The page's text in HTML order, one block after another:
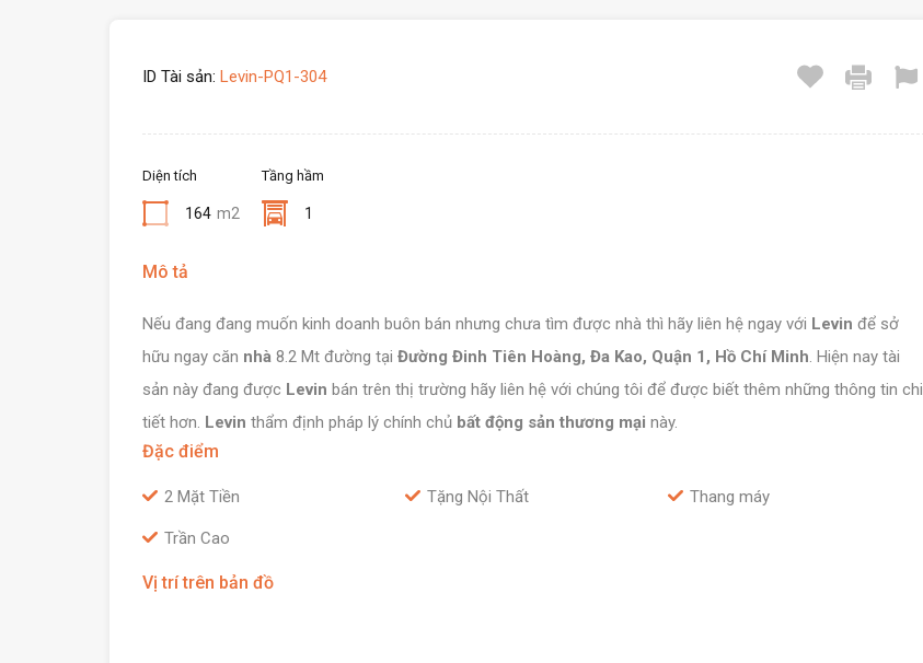
ID Tài sản: Levin-PQ1-304
Diện tích
164 m2
Tầng hầm
1
Mô tả
Nếu đang đang muốn kinh doanh buôn bán nhưng chưa tìm được nhà thì hãy liên hệ ngay với Levin để sở
hữu ngay căn nhà 8.2 Mt đường tại Đường Đinh Tiên Hoàng, Đa Kao, Quận 1, Hồ Chí Minh. Hiện nay tài
sản này đang được Levin bán trên thị trường hãy liên hệ với chúng tôi để được biết thêm những thông tin chi
tiết hơn. Levin thẩm định pháp lý chính chủ bất động sản thương mại này.
Đặc điểm
2 Mặt Tiền Tặng Nội Thất Thang máy
Trần Cao
Vị trí trên bản đồ